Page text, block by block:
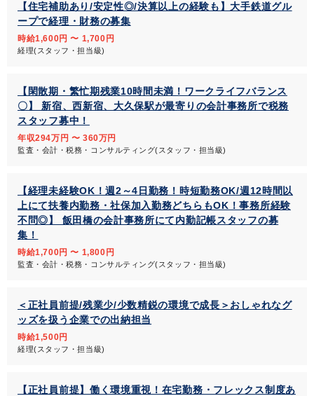
【住宅補助あり/安定性◎/決算以上の経験も】大手鉄道グル
ープで経理・財務の募集
時給1,600円 〜 1,700円
経理(スタッフ・担当級)
【閑散期・繁忙期残業10時間未満！ワークライフバランス
〇】 新宿、西新宿、大久保駅が最寄りの会計事務所で税務
スタッフ募中！
年収294万円 〜 360万円
監査・会計・税務・コンサルティング(スタッフ・担当級)
【経理未経験OK！週2～4日勤務！時短勤務OK/週12時間以
上にて扶養内勤務・社保加入勤務どちらもOK！事務所経験
不問◎】 飯田橋の会計事務所にて内勤記帳スタッフの募
集！
時給1,700円 〜 1,800円
監査・会計・税務・コンサルティング(スタッフ・担当級)
＜正社員前提/残業少/少数精鋭の環境で成長＞おしゃれなグ
ッズを扱う企業での出納担当
時給1,500円
経理(スタッフ・担当級)
【正社員前提】働く環境重視！在宅勤務・フレックス制度あ